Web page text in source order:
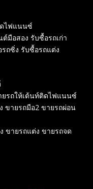
ไฟแนนซ์
มือสอง รับซื้อรถเก่า
ถซิ่ง รับซื้อรถแต่ง
รถให้เต้นท์ติดไฟแนนซ์
ขายรถมือ2 ขายรถผ่อน
ขายรถแต่ง ขายรถจด